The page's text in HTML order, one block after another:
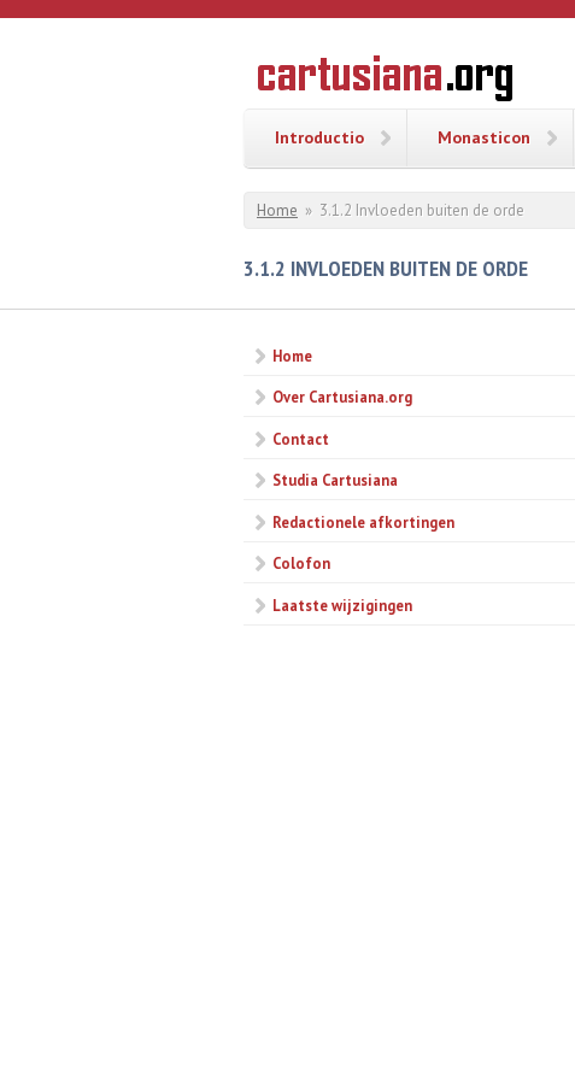
Overslaan en naar de inhoud gaan
CARTUSIANA
Geschiedenis
van de
Introductio Monasticon
U bent hier
Home » 3.1.2 Invloeden buiten de orde
3.1.2 INVLOEDEN BUITEN DE ORDE
Home
Over Cartusiana.org
Contact
Studia Cartusiana
Redactionele afkortingen
Colofon
Laatste wijzigingen